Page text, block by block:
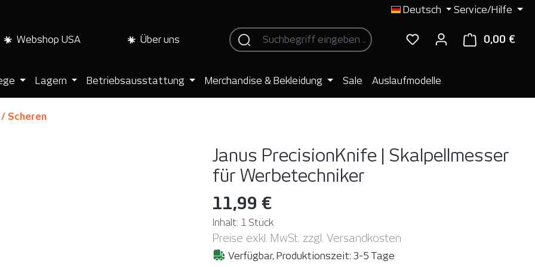
Deutsch Service/Hilfe
Webshop USA Über uns 0,00 €
Lagern Betriebsausstattung Merchandise & Bekleidung Sale Auslaufmodelle
Scheren
Janus PrecisionKnife | Skalpellmesser
für Werbetechniker
11,99 €
Inhalt: 1 Stück
Preise exkl. MwSt. zzgl. Versandkosten
Verfügbar, Produktionszeit: 3-5 Tage